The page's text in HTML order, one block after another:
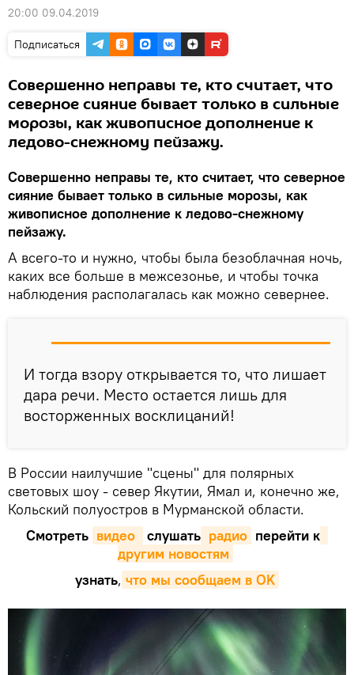
20:00 09.04.2019
Подписаться
Совершенно неправы те, кто считает, что
северное сияние бывает только в сильные
морозы, как живописное дополнение к
ледово-снежному пейзажу.
Совершенно неправы те, кто считает, что северное
сияние бывает только в сильные морозы, как
живописное дополнение к ледово-снежному
пейзажу.
А всего-то и нужно, чтобы была безоблачная ночь,
каких все больше в межсезонье, и чтобы точка
наблюдения располагалась как можно севернее.
И тогда взору открывается то, что лишает
дара речи. Место остается лишь для
восторженных восклицаний!
В России наилучшие "сцены" для полярных
световых шоу - север Якутии, Ямал и, конечно же,
Кольский полуостров в Мурманской области.
Смотреть видео слушать радио перейти к
другим новостям
узнать, что мы сообщаем в OK